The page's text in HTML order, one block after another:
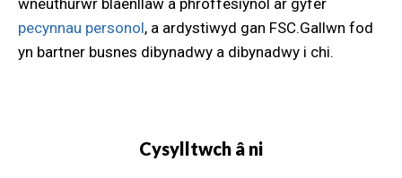
wneuthurwr blaenllaw a phroffesiynol ar gyfer
pecynnau personol, a ardystiwyd gan FSC.Gallwn fod
yn bartner busnes dibynadwy a dibynadwy i chi.
Cysylltwch â ni